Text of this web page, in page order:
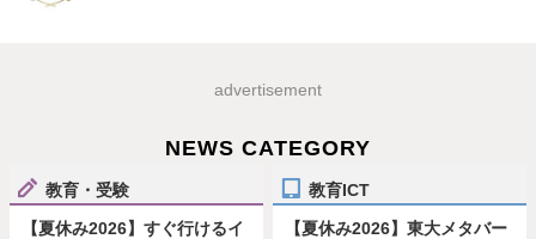
advertisement
NEWS CATEGORY
教育・受験
【夏休み2026】すぐ行けるイ
教育ICT
【夏休み2026】東大メタバー